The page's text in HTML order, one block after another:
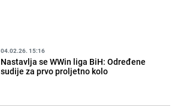
04.02.26. 15:16
Nastavlja se WWin liga BiH: Određene
sudije za prvo proljetno kolo